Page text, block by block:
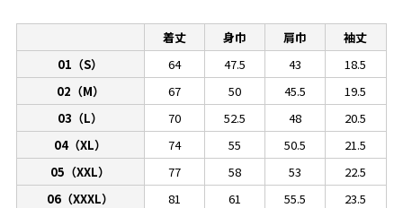
着丈 身巾 肩巾
袖丈
01（S）
64 47.5 43
18.5
02（M）
67 50 45.5
19.5
03（L）
70 52.5 48
20.5
04（XL）
74 55 50.5
21.5
05（XXL）
77 58 53
22.5
06（XXXL）
81 61 55.5 23.5